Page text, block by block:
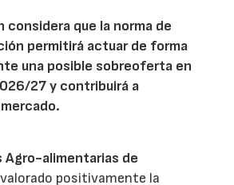
considera que la norma de
permitirá actuar de forma
una posible sobreoferta en
27 y contribuirá a
Agro-alimentarias de
positivamente la